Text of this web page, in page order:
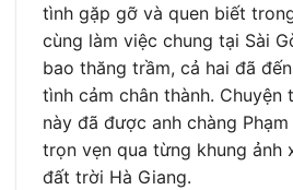
tình gặp gỡ và quen biết
cùng làm việc chung tại Sài
bao thăng trầm, cả hai đã
tình cảm chân thành. Chuyện
này đã được anh chàng
trọn vẹn qua từng khung ảnh
đất trời Hà Giang.